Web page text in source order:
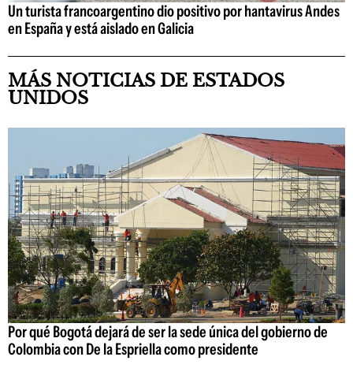
Un turista francoargentino dio positivo por hantavirus Andes
en España y está aislado en Galicia
MÁS NOTICIAS DE ESTADOS
UNIDOS
Por qué Bogotá dejará de ser la sede única del gobierno de
Colombia con De la Espriella como presidente